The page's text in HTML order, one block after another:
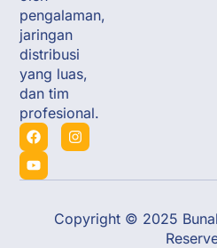
pengalaman,
jaringan
distribusi
yang luas,
dan tim
profesional.
Copyright © 2025